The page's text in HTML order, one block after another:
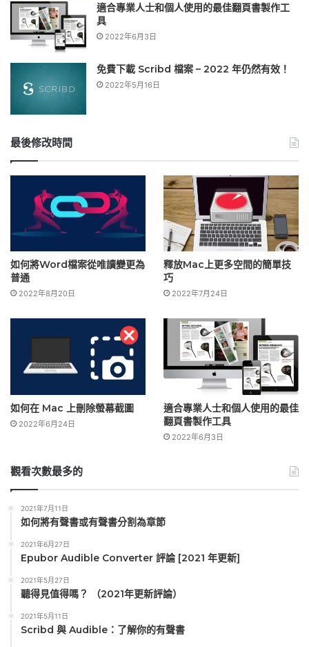
適合專業人士和個人使用的最佳翻頁書製作工
具
2022年6月3日
免費下載 Scribd 檔案 – 2022 年仍然有效！
2022年5月16日
最後修改時間
如何將Word檔案從唯讀變更為
普通
2022年8月20日
釋放Mac上更多空間的簡單技
巧
2022年7月24日
如何在 Mac 上刪除螢幕截圖
2022年6月24日
適合專業人士和個人使用的最佳
翻頁書製作工具
2022年6月3日
觀看次數最多的
2021年7月11日
如何將有聲書或有聲書分割為章節
2021年6月27日
Epubor Audible Converter 評論 [2021 年更新]
2021年5月27日
聽得見值得嗎？ （2021年更新評論）
2021年5月11日
Scribd 與 Audible：了解你的有聲書